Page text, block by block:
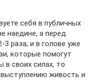
себя в публичных
наедине, а перед
раза, и в голове уже
которые помогут
в своих силах, то
живость и